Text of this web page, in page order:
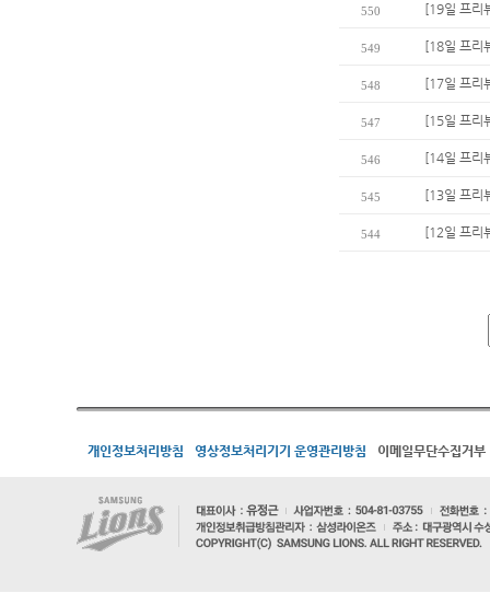
550 [19일 프리
549 [18일 프리
548 [17일 프리
547 [15일 프리
546 [14일 프리
545 [13일 프리
544 [12일 프리
개인정보처리방침 영상정보처리기기 운영관리방침 이메일무단수집거부